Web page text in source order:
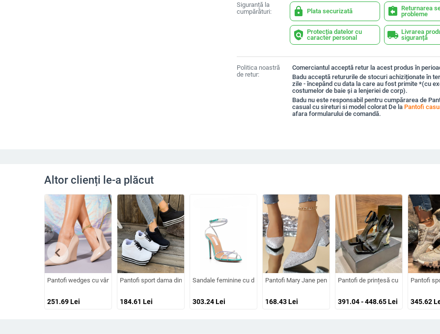
Siguranță la
cumpărături:
lock Plata securizată assignment_return Returnarea
probleme
policy Protecția datelor cu
caracter personal
local_shipping Livrarea
siguranță
Politica noastră
de retur:
Comerciantul acceptă retur la acest produs în
Badu acceptă retururile de stocuri achiziționate în
zile - începând cu data la care au fost primite *(cu
costumelor de baie și a lenjeriei de corp).
Badu nu este responsabil pentru cumpărarea de
casual cu sireturi si model colorat De la Pantofi
afara formularului de comandă.
Altor clienți le-a plăcut
Pantofi wedges cu vârf ascuțit, toc foarte înalt, exterior din piele artificială, căptușeală din blană artificială, talpă din cauciuc
251.69Lei
Pantofi sport dama din canvas, cu vârf rotund, platformă cu creștere încorporată a înălțimii, șireturi
184.61 Lei
Sandale feminine cu deget deschis, curele, toc înalt subțire, suprafața din microfibră,
303.24Lei
Pantofi Mary Jane pentru femei, vârf ascuțit, partea
168.43Lei
Pantofi de prințesă cu vârf pătrat,
391.04 - 448.65Lei
Pantofi
345.62
chevron_left